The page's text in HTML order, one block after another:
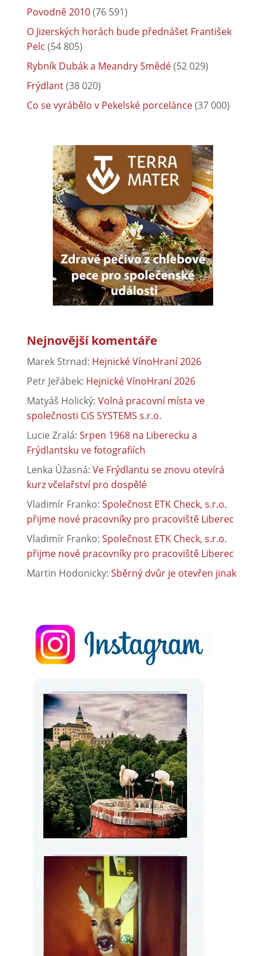
Povodně 2010(76 591)
O Jizerských horách bude přednášet František
Pelc (54 805)
Rybník Dubák a Meandry Smědé(52 029)
Frýdlant(38 020)
Co se vyrábělo v Pekelské porcelánce(37 000)
Nejnovější komentáře
Marek Strnad: Hejnické VínoHraní 2026
Petr Jeřábek: Hejnické VínoHraní 2026
Matyáš Holický: Volná pracovní místa ve
společnosti CiS SYSTEMS s.r.o.
Lucie Zralá: Srpen 1968 na Liberecku a
Frýdlantsku ve fotografiích
Lenka Úžasná: Ve Frýdlantu se znovu otevírá
kurz včelařství pro dospělé
Vladimír Franko: Společnost ETK Check, s.r.o.
přijme nové pracovníky pro pracoviště Liberec
Vladimír Franko: Společnost ETK Check, s.r.o.
přijme nové pracovníky pro pracoviště Liberec
Martin Hodonicky: Sběrný dvůr je otevřen jinak